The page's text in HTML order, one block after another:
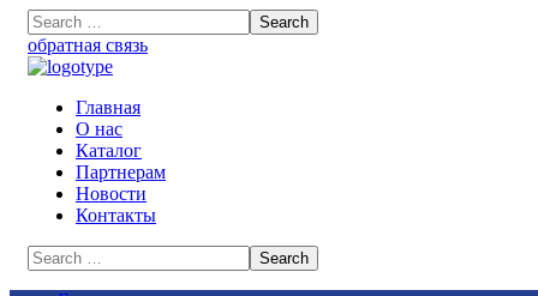
обратная связь
Главная
О нас
Каталог
Партнерам
Новости
Контакты